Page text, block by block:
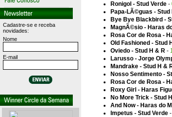
Cadastre-se e receba
novidades:
Nome
E-mail
Ronigol - Stud Verde -
Papa-LÃ©guas - Stud
Bye Bye Blackbird -
MagnÃ©sio - Haras
Rosa Cor de Rosa -
Old Fashioned - Stud
Oviedo - Stud H & R -
Larusso - Jorge
Mandrake - Stud H &
Nosso Sentimento -
Rosa Cor de Rosa -
Roxy Girl - Haras
No More Trick - Stud
And Now - Haras do
Impetus - Stud Verde -